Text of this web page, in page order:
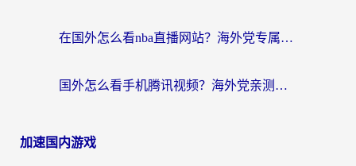
在国外怎么看nba直播网站？海外党专属体育观赛指南，告别地区限制！
国外怎么看手机腾讯视频？海外党亲测有效的追剧加速器选择指南
加速国内游戏